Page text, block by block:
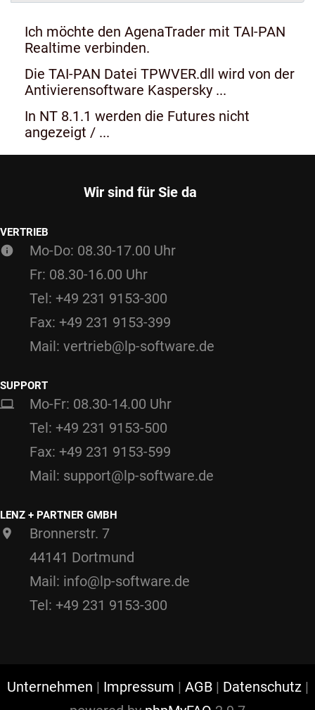
Ich möchte den AgenaTrader mit TAI-PAN
Realtime verbinden.
Die TAI-PAN Datei TPWVER.dll wird von der
Antivierensoftware Kaspersky ...
In NT 8.1.1 werden die Futures nicht
angezeigt / ...
Wir sind für Sie da
VERTRIEB
Mo-Do: 08.30-17.00 Uhr
Fr: 08.30-16.00 Uhr
Tel: +49 231 9153-300
Fax: +49 231 9153-399
Mail: vertrieb@lp-software.de
SUPPORT
Mo-Fr: 08.30-14.00 Uhr
Tel: +49 231 9153-500
Fax: +49 231 9153-599
Mail: support@lp-software.de
LENZ + PARTNER GMBH
Bronnerstr. 7
44141 Dortmund
Mail: info@lp-software.de
Tel: +49 231 9153-300
Unternehmen | Impressum | AGB | Datenschutz|